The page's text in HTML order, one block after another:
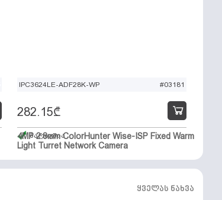
IPC3624LE-ADF28K-WP #03181
4MP 2.8mm ColorHunter Wise-ISP Fixed Warm
Light Turret Network Camera
282.15₾
მარაგშია
ყველას ნახვა